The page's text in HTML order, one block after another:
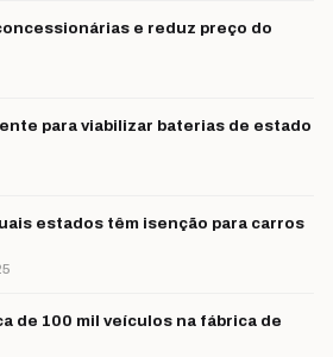
e reduz preço do
para viabilizar baterias de estado
estados têm isenção para carros
de 100 mil veículos na fábrica de